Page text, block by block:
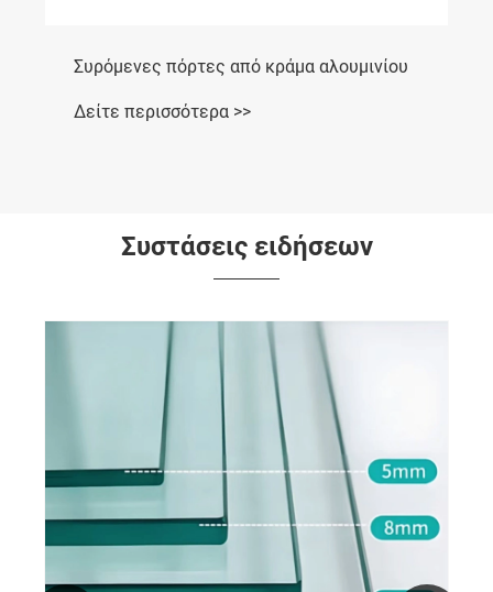
Συρόμενες πόρτες από κράμα αλουμινίου
Δείτε περισσότερα >>
Συστάσεις ειδήσεων